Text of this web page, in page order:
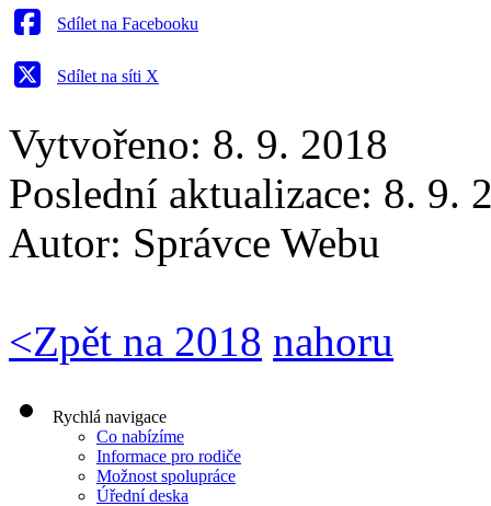
Sdílet na Facebooku
Sdílet na síti X
Vytvořeno: 8. 9. 2018
Poslední aktualizace: 8. 9.
Autor: Správce Webu
<Zpět na 2018 nahoru
Rychlá navigace
Co nabízíme
Informace pro rodiče
Možnost spolupráce
Úřední deska